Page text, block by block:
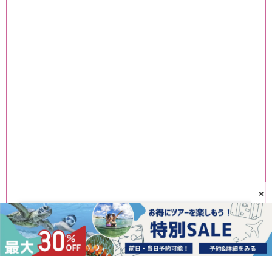
西表島-上原港-
⬇︎上原港発のツアーはこちら ⬇︎フェリーチケット付き！ おす
すめのセットプランはこちら 上原港とは 西表島西部の港。
港周辺には宿、スーパー、雑貨屋、食事処が集中していま
×